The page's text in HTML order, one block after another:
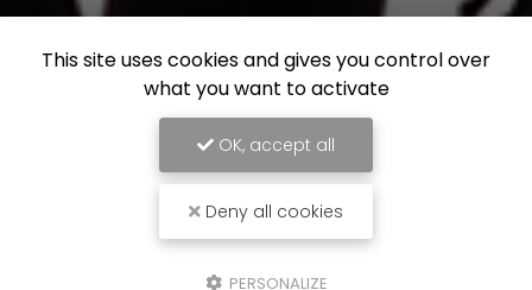
This site uses cookies and gives you control over
what you want to activate
OK, accept all
Deny all cookies
PERSONALIZE